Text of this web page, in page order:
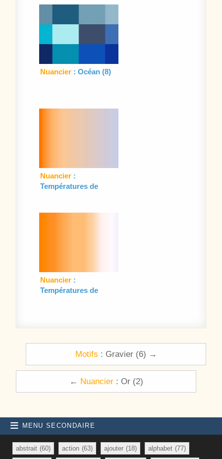
Nuancier : Océan (8)
Nuancier :
Températures de
Nuancier :
Températures de
Navigation de l’article
Motifs : Gravier (6) →
← Nuancier: Or (2)
MENU SECONDAIRE
abstrait (60) action (63) ajouter (18) alphabet (77)